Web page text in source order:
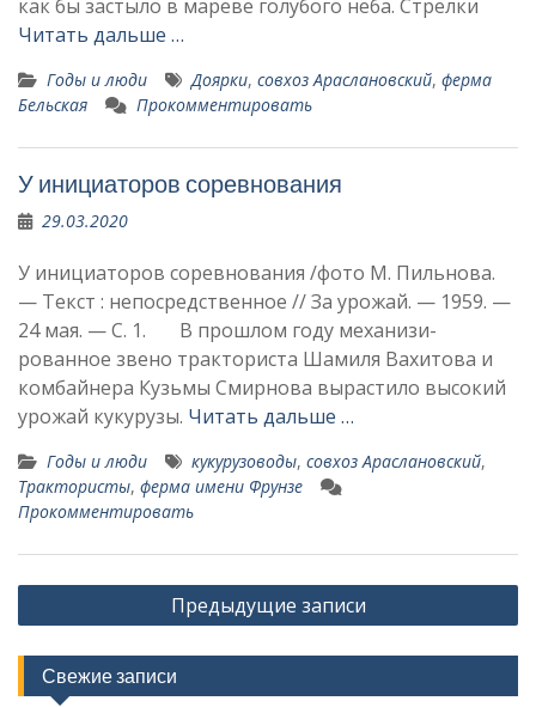
как бы засты­ло в мареве голубого неба. Стрелки
Читать дальше …
Годы и люди Доярки, совхоз Араслановский, ферма
Бельская
Прокомментировать
У инициаторов соревнования
29.03.2020
У инициаторов соревнования /фото М. Пильнова.
— Текст : непосредственное // За урожай. — 1959. —
24 мая. — С. 1. В прошлом году механизи­
рованное звено тракториста Шамиля Вахитова и
комбайне­ра Кузьмы Смирнова вырастило высокий
урожай кукурузы. Читать дальше …
Годы и люди кукурузоводы, совхоз Араслановский,
Трактористы, ферма имени Фрунзе
Прокомментировать
Навигация
по
записям
Предыдущие записи
Свежие записи